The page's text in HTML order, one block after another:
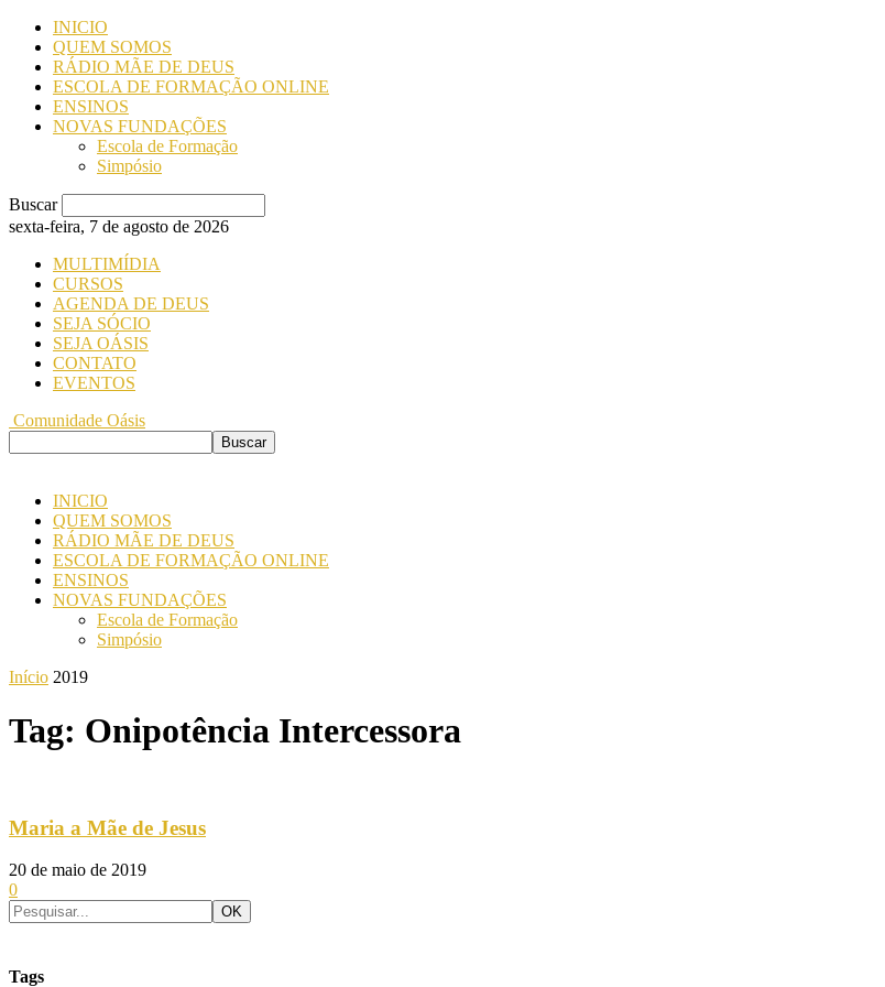
INICIO
QUEM SOMOS
RÁDIO MÃE DE DEUS
ESCOLA DE FORMAÇÃO ONLINE
ENSINOS
NOVAS FUNDAÇÕES
Escola de Formação
Simpósio
Buscar
sexta-feira, 7 de agosto de 2026
MULTIMÍDIA
CURSOS
AGENDA DE DEUS
SEJA SÓCIO
SEJA OÁSIS
CONTATO
EVENTOS
Comunidade Oásis
INICIO
QUEM SOMOS
RÁDIO MÃE DE DEUS
ESCOLA DE FORMAÇÃO ONLINE
ENSINOS
NOVAS FUNDAÇÕES
Escola de Formação
Simpósio
Início 2019
Tag: Onipotência Intercessora
Maria a Mãe de Jesus
20 de maio de 2019
0
Tags